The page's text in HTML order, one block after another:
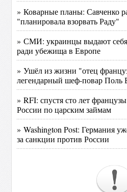
» Коварные планы: Савченко
"планировала взорвать Раду"
» СМИ: украинцы выдают себя
ради убежища в Европе
» Ушёл из жизни "отец
легендарный шеф-повар Поль
» RFI: спустя сто лет
России по царским займам
» Washington Post: Германия
за санкции против России